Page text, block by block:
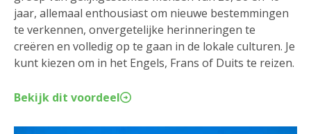
jaar, allemaal enthousiast om nieuwe bestemmingen
te verkennen, onvergetelijke herinneringen te
creëren en volledig op te gaan in de lokale culturen. Je
kunt kiezen om in het Engels, Frans of Duits te reizen.
Bekijk dit voordeel